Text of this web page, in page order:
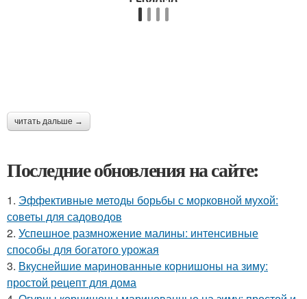
читать дальше →
Последние обновления на сайте:
1. Эффективные методы борьбы с морковной мухой:
советы для садоводов
2. Успешное размножение малины: интенсивные
способы для богатого урожая
3. Вкуснейшие маринованные корнишоны на зиму:
простой рецепт для дома